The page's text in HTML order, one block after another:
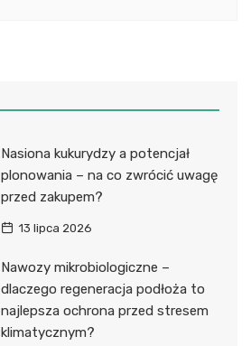
Nasiona kukurydzy a potencjał
plonowania – na co zwrócić uwagę
przed zakupem?
13 lipca 2026
Nawozy mikrobiologiczne –
dlaczego regeneracja podłoża to
najlepsza ochrona przed stresem
klimatycznym?